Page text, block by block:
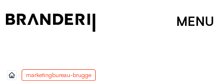
MENU
marketingbureau-brugge